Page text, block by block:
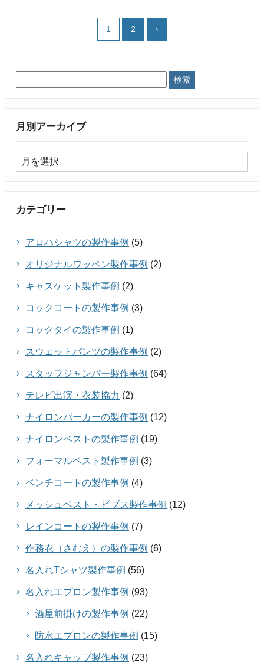
1 2 ›
月別アーカイブ
カテゴリー
アロハシャツの製作事例 (5)
オリジナルワッペン製作事例 (2)
キャスケット製作事例 (2)
コックコートの製作事例 (3)
コックタイの製作事例 (1)
スウェットパンツの製作事例 (2)
スタッフジャンパー製作事例 (64)
テレビ出演・衣装協力 (2)
ナイロンパーカーの製作事例 (12)
ナイロンベストの製作事例 (19)
フォーマルベスト製作事例 (3)
ベンチコートの製作事例 (4)
メッシュベスト・ビブス製作事例 (12)
レインコートの製作事例 (7)
作務衣（さむえ）の製作事例 (6)
名入れTシャツ製作事例 (56)
名入れエプロン製作事例 (93)
酒屋前掛けの製作事例 (22)
防水エプロンの製作事例 (15)
名入れキャップ製作事例 (23)